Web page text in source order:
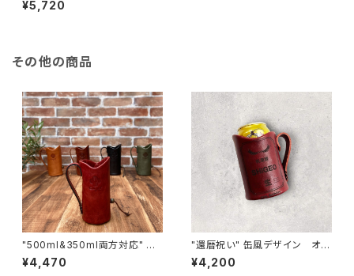
用）
¥5,720
その他の商品
"500ml&350ml両方対応" ビ
ールキーパー＜RED＞
¥4,470
"還暦祝い" 缶風デザイン オリ
ジナルビールキーパー＜D.Red
＞国内産仔牛革
¥4,200